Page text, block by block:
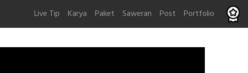
Live Tip Karya Paket Saweran Post Portfolio